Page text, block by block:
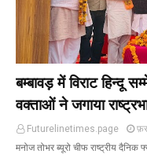
बम्बावड़ में विराट
वक्ताओं ने जगाया
Futurelinetimes.page
मनोज तोभर ब्यूरो चीफ राष्ट्रीय